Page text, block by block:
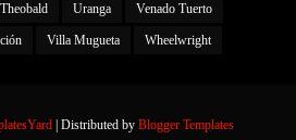
Theobald Uranga Venado Tuerto
Villa Mugueta Wheelwright
| Distributed by Blogger Templates